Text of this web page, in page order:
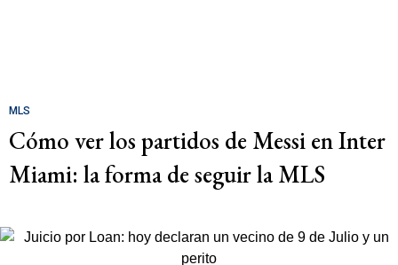
MLS
Cómo ver los partidos de Messi en Inter
Miami: la forma de seguir la MLS